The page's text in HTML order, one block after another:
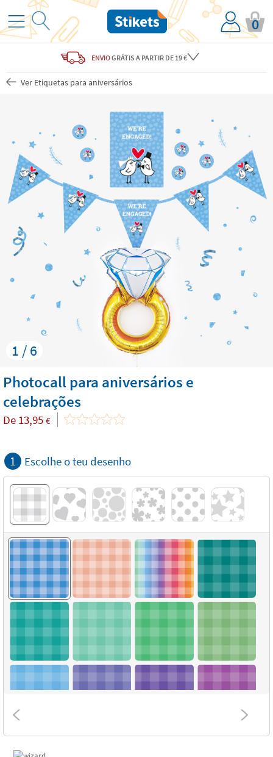
0
ENVIOGRÁTIS A PARTIR DE 19 €
Ver Etiquetas para aniversários
1 / 6
Photocall para aniversários e
celebrações
De 13,95 €
1 Escolhe o teu desenho